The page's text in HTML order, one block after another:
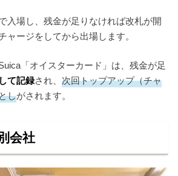
入場し、残金が足りなければ改札が開
ャージをしてから出場します。
「オイスターカード」は、残金が足
て記録され、次回トップアップ（チャ
しがされます。
会社